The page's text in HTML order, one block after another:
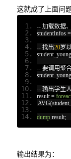
这就成了上面问
-- 加载数据
studentInfos =
-- 找出20岁
-- 要调用聚
-- 输出学生
result =
AVG(
dump result;
输出结果为：